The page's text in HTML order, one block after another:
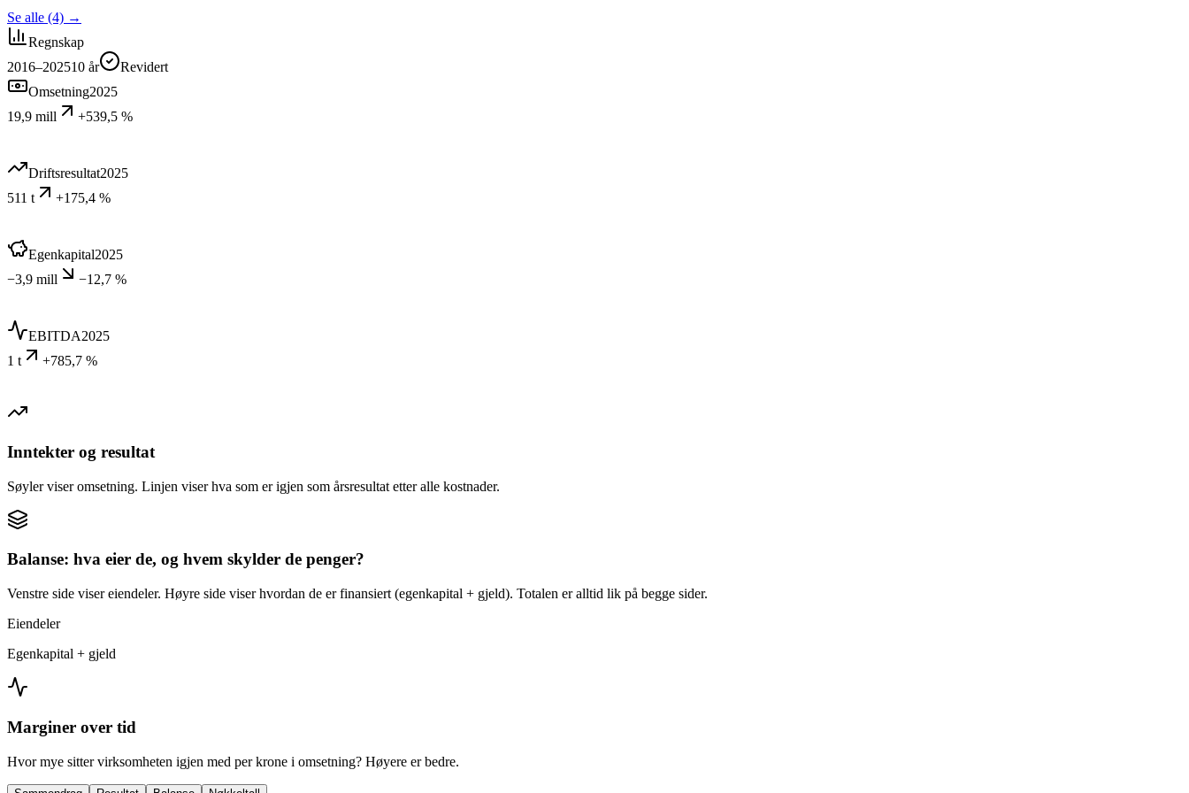
Se alle (4) →
Regnskap
2016–202510 år
Revidert
Omsetning2025
19,9 mill
+539,5 %
Driftsresultat2025
511 t
+175,4 %
Egenkapital2025
−3,9 mill
−12,7 %
EBITDA2025
1 t
+785,7 %
Inntekter og resultat
Søyler viser omsetning. Linjen viser hva som er igjen som årsresultat etter alle kostnader.
Balanse: hva eier de, og hvem skylder de penger?
Venstre side viser eiendeler. Høyre side viser hvordan de er finansiert (egenkapital + gjeld). Totalen er alltid lik på begge sider.
Eiendeler
Egenkapital + gjeld
Marginer over tid
Hvor mye sitter virksomheten igjen med per krone i omsetning? Høyere er bedre.